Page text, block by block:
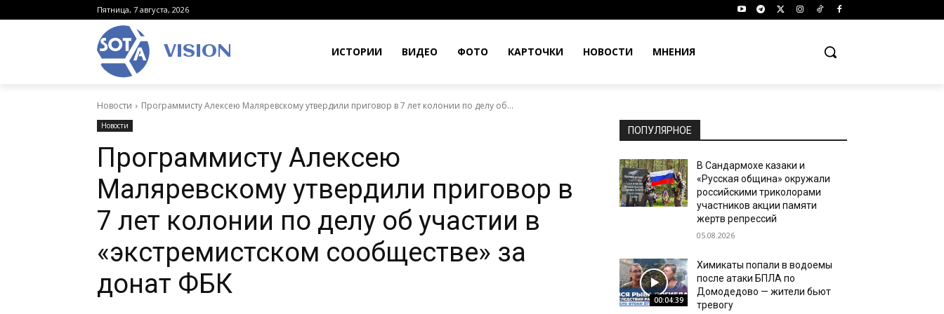
Пятница, 7 августа, 2026
VISION ИСТОРИИ ВИДЕО ФОТО КАРТОЧКИ НОВОСТИ МНЕНИЯ
Новости Программисту Алексею Маляревскому утвердили приговор в 7 лет колонии по делу об...
Новости
Программисту Алексею
Маляревскому утвердили приговор в
7 лет колонии по делу об участии в
«экстремистском сообществе» за
донат ФБК
ПОПУЛЯРНОЕ
В Сандармохе казаки и
«Русская община» окружали
российскими триколорами
участников акции памяти
жертв репрессий
05.08.2026
00:04:39
Химикаты попали в водоемы
после атаки БПЛА по
Домодедово — жители бьют
тревогу